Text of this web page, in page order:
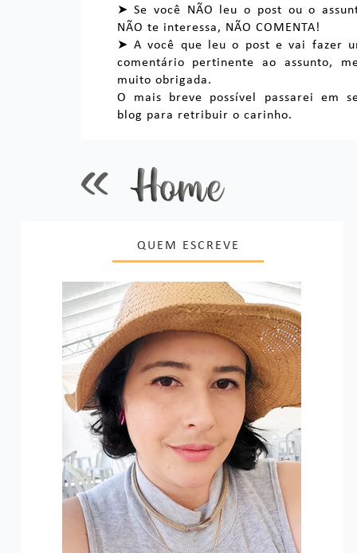
➤ Se você NÃO leu o post ou o
NÃO te interessa, NÃO COMENTA!
➤ A você que leu o post e vai fazer
comentário pertinente ao assunto,
muito obrigada.
O mais breve possível passarei em
blog para retribuir o carinho.
QUEM ESCREVE